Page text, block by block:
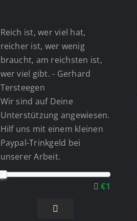
Reich ist, wer viel hat,
reicher ist, wer wenig
braucht, am reichsten ist,
wer viel gibt. - Gerhard
Tersteegen
Wir sind auf Deine
Unterstützung angewiesen.
Hilf uns mit einem kleinen
Paypal-Trinkgeld bei
unserer Arbeit.
€1